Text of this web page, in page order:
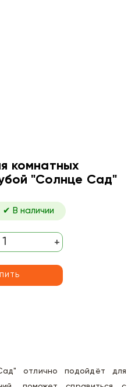
комнатных
"Солнце Сад"
✔ В наличии
+
отлично подойдёт для